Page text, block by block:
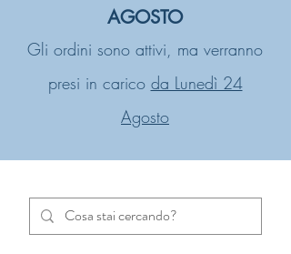
AGOSTO
Gli ordini sono attivi, ma verranno
presi in carico da Lunedì 24
Agosto